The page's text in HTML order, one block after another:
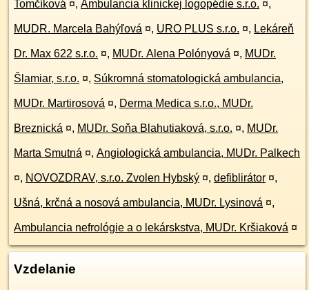
Tomčíková ¤, Ambulancia klinickej logopédie s.r.o. ¤,
MUDR. Marcela Bahýľová ¤, URO PLUS s.r.o. ¤, Lekáreň
Dr. Max 622 s.r.o. ¤, MUDr. Alena Polónyová ¤, MUDr.
Šlamiar, s.r.o. ¤, Súkromná stomatologická ambulancia,
MUDr. Martirosová ¤, Derma Medica s.r.o., MUDr.
Breznická ¤, MUDr. Soňa Blahutiaková, s.r.o. ¤, MUDr.
Marta Smutná ¤, Angiologická ambulancia, MUDr. Palkech
¤, NOVOZDRAV, s.r.o. Zvolen Hybský ¤, defiblirátor ¤,
Ušná, krčná a nosová ambulancia, MUDr. Lysinová ¤,
Ambulancia nefrológie a o lekárskstva, MUDr. Kršiaková ¤
Vzdelanie